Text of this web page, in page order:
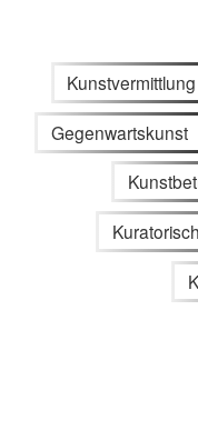
Kunstvermittlung
Gegenwartskunst